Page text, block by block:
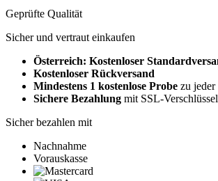
Geprüfte Qualität
Sicher und vertraut einkaufen
Österreich: Kostenloser
Kostenloser Rückversand
Mindestens 1 kostenlose Probe zu
Sichere Bezahlung mit SSL-
Sicher bezahlen mit
Nachnahme
Vorauskasse